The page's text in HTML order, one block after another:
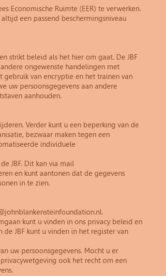
Economische Ruimte (EER) te verwerken.
een passend beschermingsniveau
strikt beleid als het hier om gaat. De JBF
ongewenste handelingen met
gebruik van encryptie en het trainen van
uw persoonsgegevens aan andere
aanhouden.
Verder kunt u een beperking van de
bezwaar maken tegen een
individuele
JBF. Dit kan via mail
en kunt aantonen dat de gegevens
in te zien.
kunt u vinden in ons privacy beleid en
JBF kunt u vinden in het register van
uw persoonsgegevens. Mocht u er
ook het recht om een